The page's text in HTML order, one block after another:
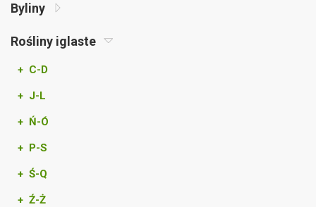
Byliny
Rośliny iglaste
+ C-D
+ J-L
+ Ń-Ó
+ P-S
+ Ś-Q
+ Ź-Ż